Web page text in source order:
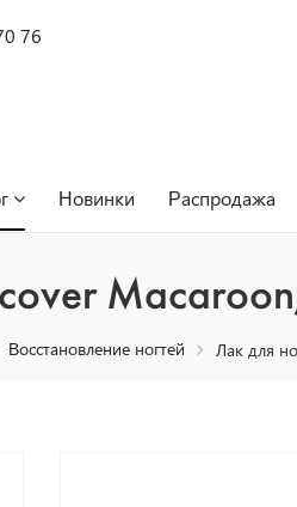
76
Новинки Распродажа
Восстановление ногтей Лак для